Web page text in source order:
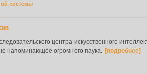
системы
центра искусственного
напоминающее огромного паука. [подробнее]